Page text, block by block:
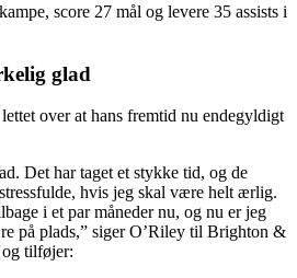
score 27 mål og levere 35 assists i
glad
over at hans fremtid nu endegyldigt
Det har taget et stykke tid, og de
hvis jeg skal være helt ærlig.
i et par måneder nu, og nu er jeg
på plads,” siger O’Riley til Brighton &
tilføjer: